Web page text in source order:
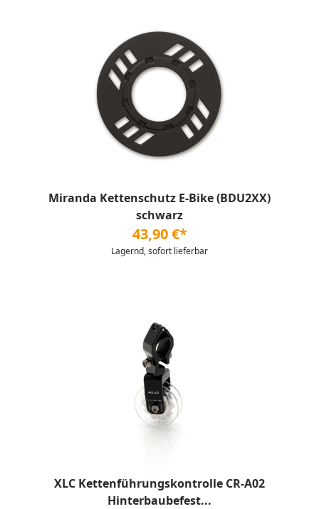
Miranda Kettenschutz E-Bike (BDU2XX)
schwarz
43,90 €*
Lagernd, sofort lieferbar
XLC Kettenführungskontrolle CR-A02
Hinterbaubefest...